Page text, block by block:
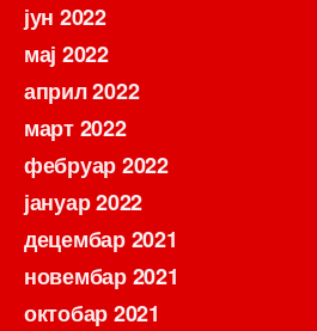
јун 2022
мај 2022
април 2022
март 2022
фебруар 2022
јануар 2022
децембар 2021
новембар 2021
октобар 2021